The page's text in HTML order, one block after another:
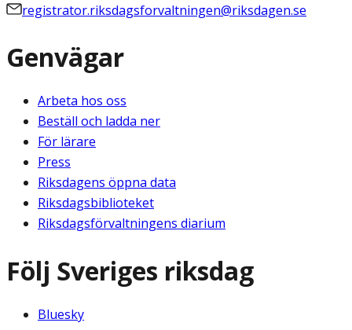
registrator.riksdagsforvaltningen@riksdagen.se
Genvägar
Arbeta hos oss
Beställ och ladda ner
För lärare
Press
Riksdagens öppna data
Riksdagsbiblioteket
Riksdagsförvaltningens diarium
Följ Sveriges riksdag
Bluesky